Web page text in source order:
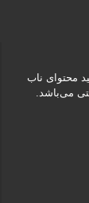
محتوای ناب
می‌باشد.